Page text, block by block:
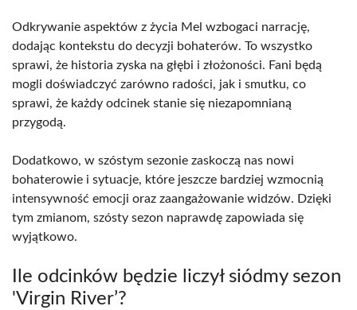
Odkrywanie aspektów z życia Mel wzbogaci narrację,
dodając kontekstu do decyzji bohaterów. To wszystko
sprawi, że historia zyska na głębi i złożoności. Fani będą
mogli doświadczyć zarówno radości, jak i smutku, co
sprawi, że każdy odcinek stanie się niezapomnianą
przygodą.
Dodatkowo, w szóstym sezonie zaskoczą nas nowi
bohaterowie i sytuacje, które jeszcze bardziej wzmocnią
intensywność emocji oraz zaangażowanie widzów. Dzięki
tym zmianom, szósty sezon naprawdę zapowiada się
wyjątkowo.
Ile odcinków będzie liczył siódmy sezon
'Virgin River’?